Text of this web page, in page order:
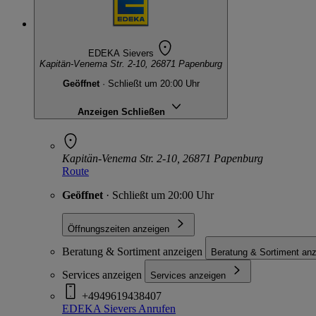
EDEKA Sievers
Kapitän-Venema Str. 2-10, 26871 Papenburg
Geöffnet · Schließt um 20:00 Uhr
Anzeigen Schließen
Kapitän-Venema Str. 2-10, 26871 Papenburg
Route
Geöffnet · Schließt um 20:00 Uhr
Öffnungszeiten anzeigen
Beratung & Sortiment anzeigen Beratung & Sortiment
Services anzeigen Services anzeigen
+4949619438407
EDEKA Sievers Anrufen